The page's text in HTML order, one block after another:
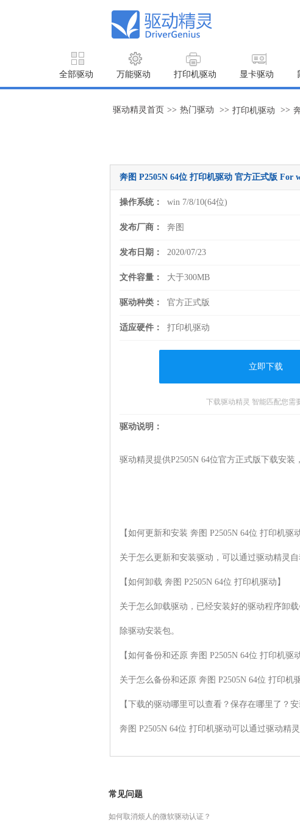
全部驱动 万能驱动 打印机驱动 显卡驱动
驱动精灵首页 >> 热门驱动 >> 打印机驱动 >>
奔图 P2505N 64位 打印机驱动 官方正式版 For
操作系统： win 7/8/10(64位)
发布厂商： 奔图
发布日期： 2020/07/23
文件容量： 大于300MB
驱动种类： 官方正式版
适应硬件： 打印机驱动
立即下载
下载驱动精灵 智能匹配您需
驱动说明：
驱动精灵提供P2505N 64位官方正式版下载安装
【如何更新和安装 奔图 P2505N 64位 打印机驱动
关于怎么更新和安装驱动，可以通过驱动精灵
【如何卸载 奔图 P2505N 64位 打印机驱动】
关于怎么卸载驱动，已经安装好的驱动程序卸
除驱动安装包。
【如何备份和还原 奔图 P2505N 64位 打印机驱动
关于怎么备份和还原 奔图 P2505N 64位 打印机
【下载的驱动哪里可以查看？保存在哪里了？安
奔图 P2505N 64位 打印机驱动可以通过驱动精
常见问题
如何取消烦人的微软驱动认证？